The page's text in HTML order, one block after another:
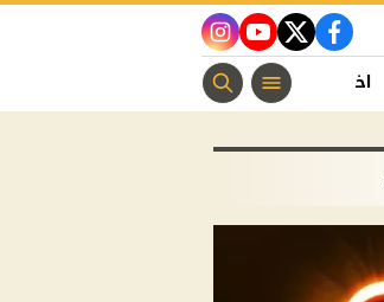
facebook
twitter
youtube
instagram
اخبار الفن منوعات مسيحية